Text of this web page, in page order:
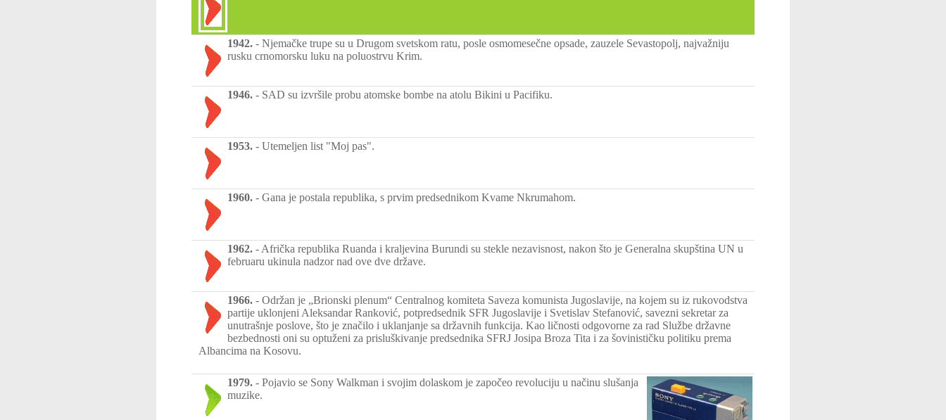
1942. - Njemačke trupe su u Drugom svetskom ratu, posle osmomesečne opsade, zauzele Sevastopolj, najvažniju
rusku crnomorsku luku na poluostrvu Krim.
1946. - SAD su izvršile probu atomske bombe na atolu Bikini u Pacifiku.
1953. - Utemeljen list "Moj pas".
1960. - Gana je postala republika, s prvim predsednikom Kvame Nkrumahom.
1962. - Afrička republika Ruanda i kraljevina Burundi su stekle nezavisnost, nakon što je Generalna skupština UN u
februaru ukinula nadzor nad ove dve države.
1966. - Održan je „Brionski plenum“ Centralnog komiteta Saveza komunista Jugoslavije, na kojem su iz rukovodstva
partije uklonjeni Aleksandar Ranković, potpredsednik SFR Jugoslavije i Svetislav Stefanović, savezni sekretar za
unutrašnje poslove, što je značilo i uklanjanje sa državnih funkcija. Kao ličnosti odgovorne za rad Službe državne
bezbednosti oni su optuženi za prisluškivanje predsednika SFRJ Josipa Broza Tita i za šovinističku politiku prema
Albancima na Kosovu.
1979. - Pojavio se Sony Walkman i svojim dolaskom je započeo revoluciju u načinu slušanja
muzike.